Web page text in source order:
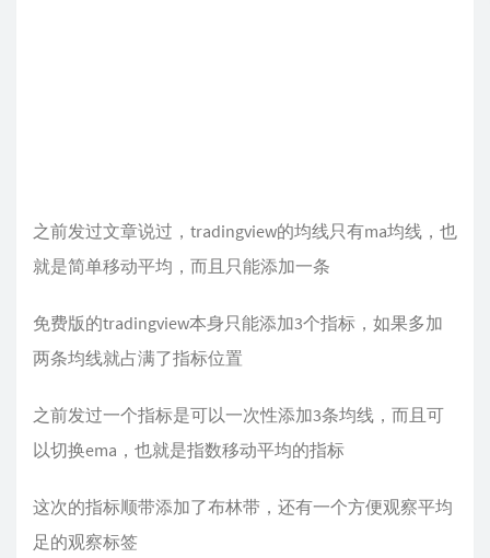
之前发过文章说过，tradingview的均线只有ma均线，也
就是简单移动平均，而且只能添加一条
免费版的tradingview本身只能添加3个指标，如果多加
两条均线就占满了指标位置
之前发过一个指标是可以一次性添加3条均线，而且可
以切换ema，也就是指数移动平均的指标
这次的指标顺带添加了布林带，还有一个方便观察平均
足的观察标签